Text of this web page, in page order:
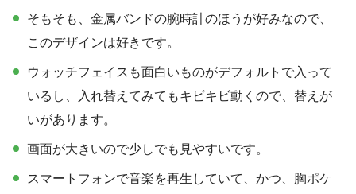
そもそも、金属バンドの腕時計のほうが好みなので、
このデザインは好きです。
ウォッチフェイスも面白いものがデフォルトで入って
いるし、入れ替えてみてもキビキビ動くので、替えが
いがあります。
画面が大きいので少しでも見やすいです。
スマートフォンで音楽を再生していて、かつ、胸ポケ